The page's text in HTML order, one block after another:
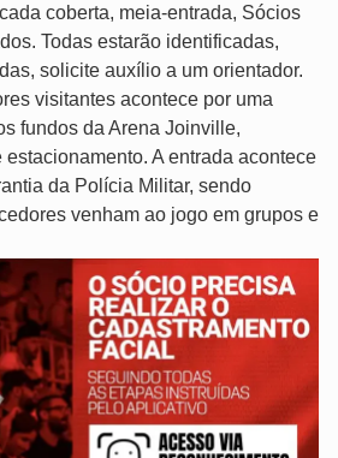
coberta, meia-entrada, Sócios
Todas estarão identificadas,
solicite auxílio a um orientador.
visitantes acontece por uma
fundos da Arena Joinville,
estacionamento. A entrada acontece
da Polícia Militar, sendo
venham ao jogo em grupos e